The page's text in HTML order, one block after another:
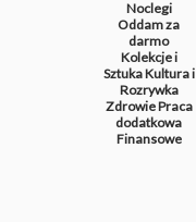
Noclegi
Oddam za
darmo
Kolekcje i
SztukaKultura i
Rozrywka
ZdrowiePraca
dodatkowa
Finansowe